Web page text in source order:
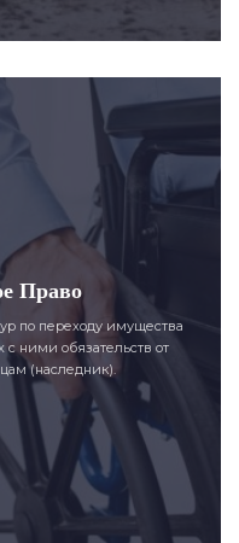
Право
по переходу имущества
ними обязательств от
(наследник).